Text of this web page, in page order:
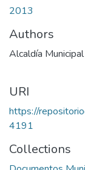
2013
Authors
Alcaldía
URI
https://
4191
Collections